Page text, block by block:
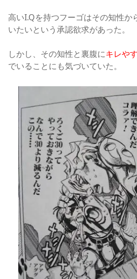
高いI.Qを持つフーゴはその知性か
いたいという承認欲求があった。
しかし、その知性と裏腹にキレや
でいることにも気づいていた。